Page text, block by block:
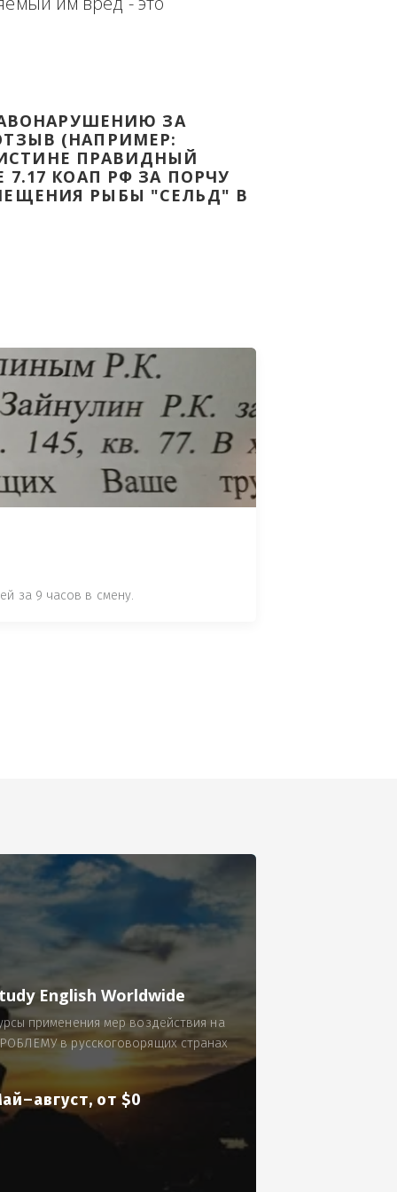
доказательством с целью -
Законодательства Российской
ПРАВОНАРУШЕНИЮ ЗА
ВАШ ОТЗЫВ (НАПРИМЕР:
ВОИСТИНЕ ПРАВИДНЫЙ
7.17 КОАП РФ ЗА ПОРЧУ
ПОМЕЩЕНИЯ РЫБЫ "СЕЛЬД" В
300 рублей за 9 часов в смену.